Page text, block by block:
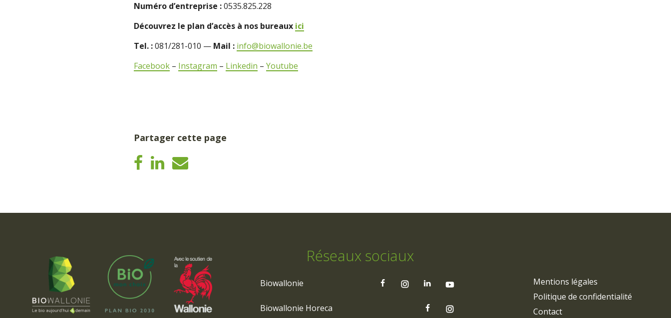
Numéro d’entreprise :0535.825.228
Découvrez le plan d’accès à nos bureaux ici
Tel. :081/281-010 — Mail : info@biowallonie.be
Facebook – Instagram – Linkedin – Youtube
Partager cette page
Réseaux sociaux
Biowallonie
Biowallonie Horeca
Mentions légales
Politique de confidentialité
Contact